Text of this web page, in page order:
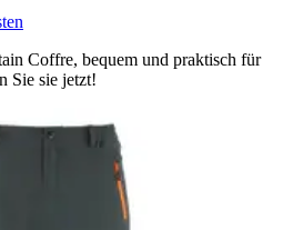
Coffre, bequem und praktisch für
Sie sie jetzt!